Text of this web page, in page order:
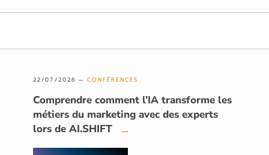
22/07/2026 —CONFÉRENCES
Comprendre comment l’IA transforme les
métiers du marketing avec des experts
lors de AI.SHIFT
→